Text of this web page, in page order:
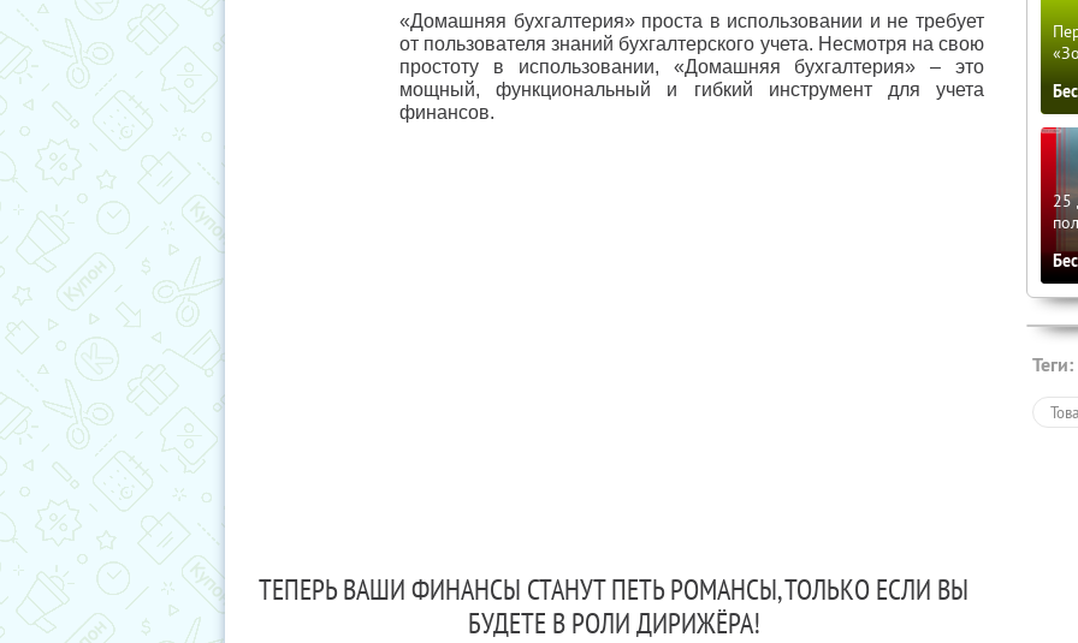
«Домашняя бухгалтерия» проста в использовании и не требует
от пользователя знаний бухгалтерского учета. Несмотря на свою
простоту в использовании, «Домашняя бухгалтерия» – это
мощный, функциональный и гибкий инструмент для учета
финансов.
ТЕПЕРЬ ВАШИ ФИНАНСЫ СТАНУТ ПЕТЬ РОМАНСЫ, ТОЛЬКО ЕСЛИ ВЫ
БУДЕТЕ В РОЛИ ДИРИЖЁРА!
25
Теги: